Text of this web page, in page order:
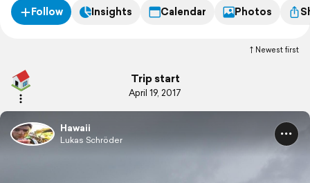
Follow Insights Calendar Photos
Newest first
Trip start
April 19, 2017
Hawaii
Lukas Schröder